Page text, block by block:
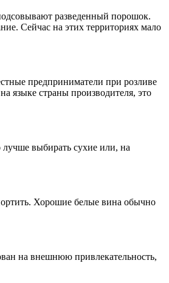
разведенный порошок.
Сейчас на этих территориях мало
предприниматели при розливе
языке страны производителя, это
лучше выбирать сухие или, на
Хорошие белые вина обычно
на внешнюю привлекательность,